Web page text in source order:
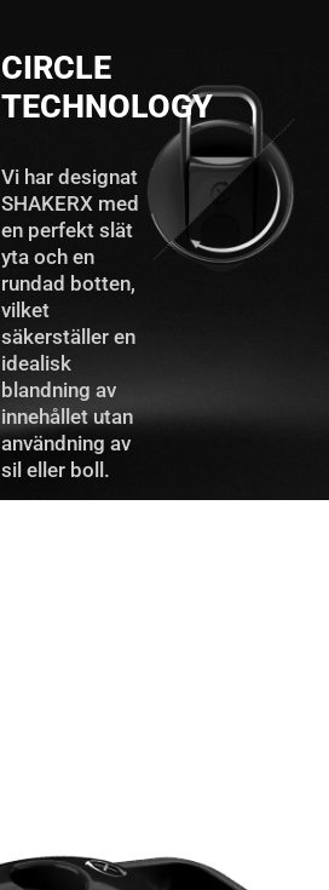
CIRCLE
TECHNOLOGY
Vi har designat
SHAKERX med
en perfekt slät
yta och en
rundad botten,
vilket
säkerställer en
idealisk
blandning av
innehållet utan
användning av
sil eller boll.